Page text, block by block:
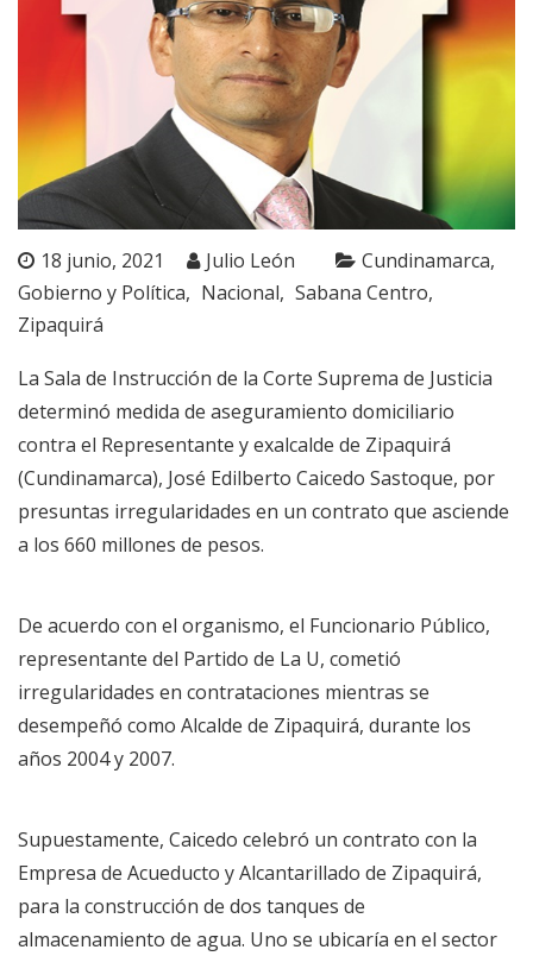
18 junio, 2021 Julio León
Cundinamarca
Gobierno y Política
Nacional
Sabana Centro
Zipaquirá
La Sala de Instrucción de la Corte Suprema de Justicia
determinó medida de aseguramiento domiciliario
contra el Representante y exalcalde de Zipaquirá
(Cundinamarca), José Edilberto Caicedo Sastoque, por
presuntas irregularidades en un contrato que asciende
a los 660 millones de pesos.
De acuerdo con el organismo, el Funcionario Público,
representante del Partido de La U, cometió
irregularidades en contrataciones mientras se
desempeñó como Alcalde de Zipaquirá, durante los
años 2004 y 2007.
Supuestamente, Caicedo celebró un contrato con la
Empresa de Acueducto y Alcantarillado de Zipaquirá,
para la construcción de dos tanques de
almacenamiento de agua. Uno se ubicaría en el sector